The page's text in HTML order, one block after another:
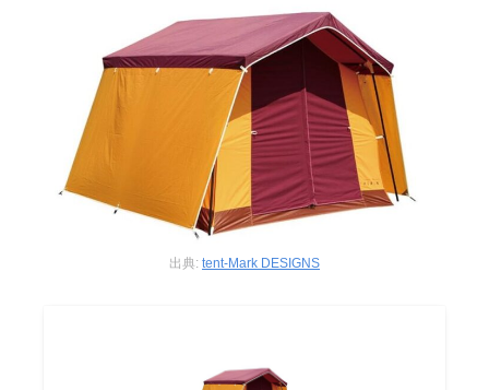
出典: tent-Mark DESIGNS